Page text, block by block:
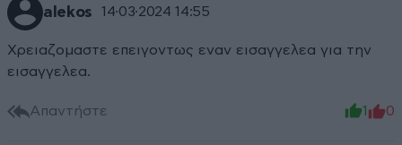
alekos 14·03·2024 14:55
Χρειαζομαστε επειγοντως εναν εισαγγελεα για την
εισαγγελεα.
Απαντήστε 1 0